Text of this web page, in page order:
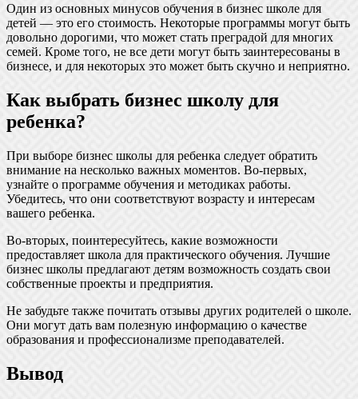
Один из основных минусов обучения в бизнес школе для
детей — это его стоимость. Некоторые программы могут быть
довольно дорогими, что может стать преградой для многих
семей. Кроме того, не все дети могут быть заинтересованы в
бизнесе, и для некоторых это может быть скучно и неприятно.
Как выбрать бизнес школу для
ребенка?
При выборе бизнес школы для ребенка следует обратить
внимание на несколько важных моментов. Во-первых,
узнайте о программе обучения и методиках работы.
Убедитесь, что они соответствуют возрасту и интересам
вашего ребенка.
Во-вторых, поинтересуйтесь, какие возможности
предоставляет школа для практического обучения. Лучшие
бизнес школы предлагают детям возможность создать свои
собственные проекты и предприятия.
Не забудьте также почитать отзывы других родителей о школе.
Они могут дать вам полезную информацию о качестве
образования и профессионализме преподавателей.
Вывод